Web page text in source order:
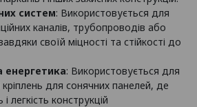
систем: Використовується для
каналів, трубопроводів або
своїй міцності та стійкості до
енергетика: Використовується для
кріплень для сонячних панелей, де
легкість конструкцій